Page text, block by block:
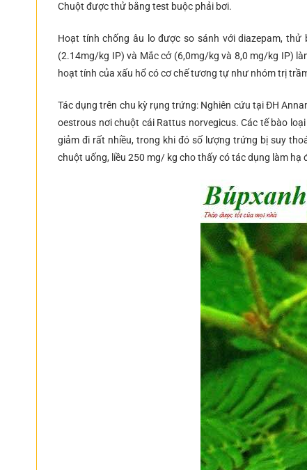
Chuột được thử bằng test buộc phải bơi.
Hoạt tính chống âu lo được so sánh với diazepam,
(2.14mg/kg IP) và Mắc cở (6,0mg/kg và 8,0 mg/kg IP)
hoạt tính của xấu hổ có cơ chế tương tự như nhóm trị
Tác dụng trên chu kỳ rụng trứng: Nghiên cứu tại ĐH
oestrous nơi chuột cái Rattus norvegicus. Các tế bào
giảm đi rất nhiều, trong khi đó số lượng trứng bị suy
chuột uống, liều 250 mg/ kg cho thấy có tác dụng làm